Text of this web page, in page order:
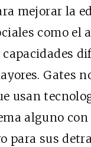
mejorar la
como el
Gates
usan
alguno con
para sus